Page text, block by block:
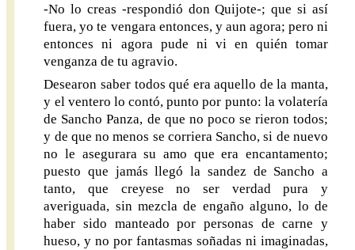
-No lo creas -respondió don Quijote-; que si así
fuera, yo te vengara entonces, y aun agora; pero ni
entonces ni agora pude ni vi en quién tomar
venganza de tu agravio.
Desearon saber todos qué era aquello de la manta,
y el ventero lo contó, punto por punto: la volatería
de Sancho Panza, de que no poco se rieron todos;
y de que no menos se corriera Sancho, si de nuevo
no le asegurara su amo que era encantamento;
puesto que jamás llegó la sandez de Sancho a
tanto, que creyese no ser verdad pura y
averiguada, sin mezcla de engaño alguno, lo de
haber sido manteado por personas de carne y
hueso, y no por fantasmas soñadas ni imaginadas,